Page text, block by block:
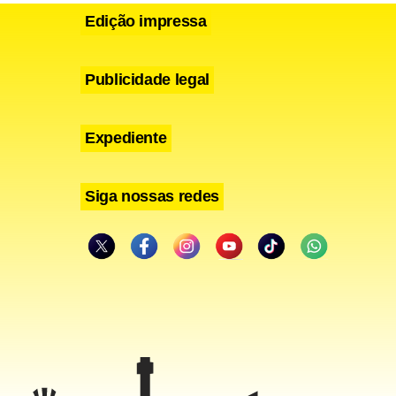
aos 26
Edição impressa
Publicidade legal
Expediente
Siga nossas redes